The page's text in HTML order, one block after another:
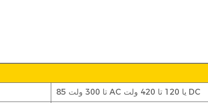
85 تا 300 ولت AC یا 120 تا 420 ولت DC